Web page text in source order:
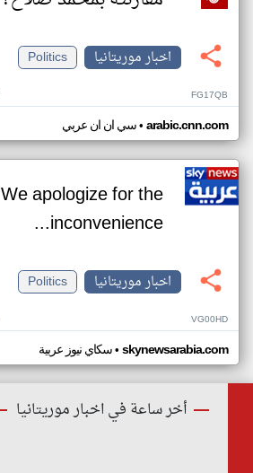
اخبار موريتانيا
Politics
FG17QB
سي ان ان عربي• arabic.cnn.com
We apologize for the
inconvenience...
اخبار موريتانيا
Politics
VG00HD
سكاي نيوز عربية• skynewsarabia.com
أخر ساعة في اخبار موريتانيا